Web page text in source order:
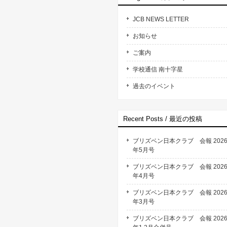
JCB NEWS LETTER
お知らせ
ご案内
学校通信 南十字星
過去のイベント
Recent Posts / 最近の投稿
ブリズベン日本クラブ 会報 2026
年5月号
ブリズベン日本クラブ 会報 2026
年4月号
ブリズベン日本クラブ 会報 2026
年3月号
ブリズベン日本クラブ 会報 2026